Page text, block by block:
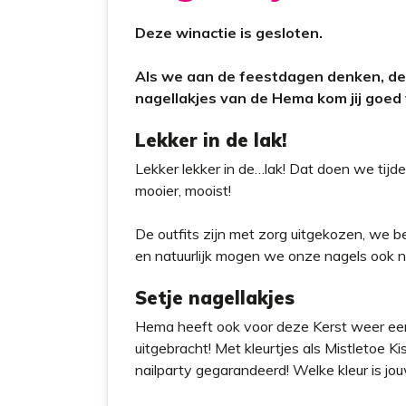
Deze winactie is gesloten.
Als we aan de feestdagen denken,
nagellakjes van de Hema kom jij
Lekker in de lak!
Lekker lekker in de…lak! Dat doen we
mooier, mooist!
De outfits zijn met zorg uitgekozen, we
en natuurlijk mogen we onze nagels ook
Setje nagellakjes
Hema heeft ook voor deze Kerst weer
uitgebracht! Met kleurtjes als Mistletoe
nailparty gegarandeerd! Welke kleur is